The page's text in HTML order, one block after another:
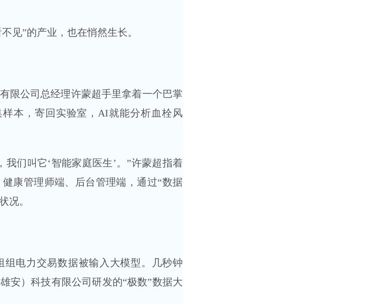
见”的产业，也在悄然生长。
限公司总经理许蒙超手里拿着一个巴掌
本，寄回实验室，AI就能分析血栓风
们叫它‘智能家庭医生’。”许蒙超指着
康管理师端、后台管理端，通过“数据
况。
电力交易数据被输入大模型。几秒钟
安）科技有限公司研发的“极数”数据大